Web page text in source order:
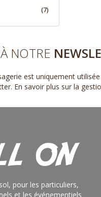
(7)
NOTRE
est uniquement
En savoir plus sur la
pour les particuliers,
et les événementiels